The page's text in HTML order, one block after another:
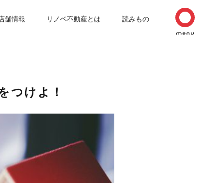
舗情報 リノベ不動産とは 読みもの
つけよ！